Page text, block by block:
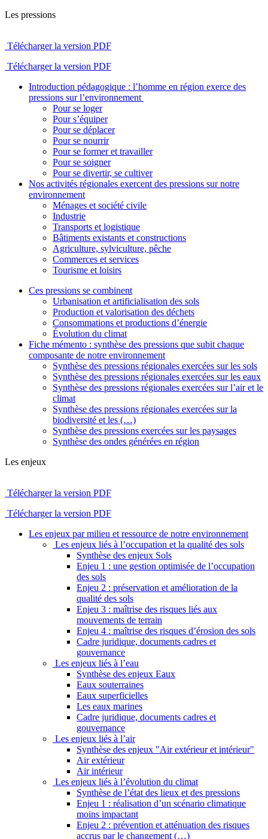
Les pressions
Télécharger la version PDF
Télécharger la version PDF
Introduction pédagogique : l’homme en région exerce des
pressions sur l’environnement
Pour se loger
Pour s’équiper
Pour se déplacer
Pour se nourrir
Pour se former et travailler
Pour se soigner
Pour se divertir, se cultiver
Nos activités régionales exercent des pressions sur notre
environnement
Ménages et société civile
Industrie
Transports et logistique
Bâtiments existants et constructions
Agriculture, sylviculture, pêche
Commerces et services
Tourisme et loisirs
Ces pressions se combinent
Urbanisation et artificialisation des sols
Production et valorisation des déchets
Consommations et productions d’énergie
Évolution du climat
Fiche mémento : synthèse des pressions que subit chaque
composante de notre environnement
Synthèse des pressions régionales exercées sur les sols
Synthèse des pressions régionales exercées sur les eaux
Synthèse des pressions régionales exercées sur l’air et le
climat
Synthèse des pressions régionales exercées sur la
biodiversité et les (…)
Synthèse des pressions exercées sur les paysages
Synthèse des ondes générées en région
Les enjeux
Télécharger la version PDF
Télécharger la version PDF
Les enjeux par milieu et ressource de notre environnement
Les enjeux liés à l’occupation et la qualité des sols
Synthèse des enjeux Sols
Enjeu 1 : une gestion optimisée de l’occupation
des sols
Enjeu 2 : préservation et amélioration de la
qualité des sols
Enjeu 3 : maîtrise des risques liés aux
mouvements de terrain
Enjeu 4 : maîtrise des risques d’érosion des sols
Cadre juridique, documents cadres et
gouvernance
Les enjeux liés à l’eau
Synthèse des enjeux Eaux
Eaux souterraines
Eaux superficielles
Les eaux marines
Cadre juridique, documents cadres et
gouvernance
Les enjeux liés à l’air
Synthèse des enjeux "Air extérieur et intérieur"
Air extérieur
Air intérieur
Les enjeux liés à l’évolution du climat
Synthèse de l’état des lieux et des pressions
Enjeu 1 : réalisation d’un scénario climatique
moins impactant
Enjeu 2 : prévention et atténuation des risques
accrus par le changement (…)